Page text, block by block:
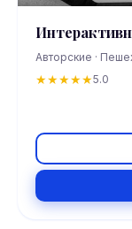
Авторские ·
★★★★★5.0